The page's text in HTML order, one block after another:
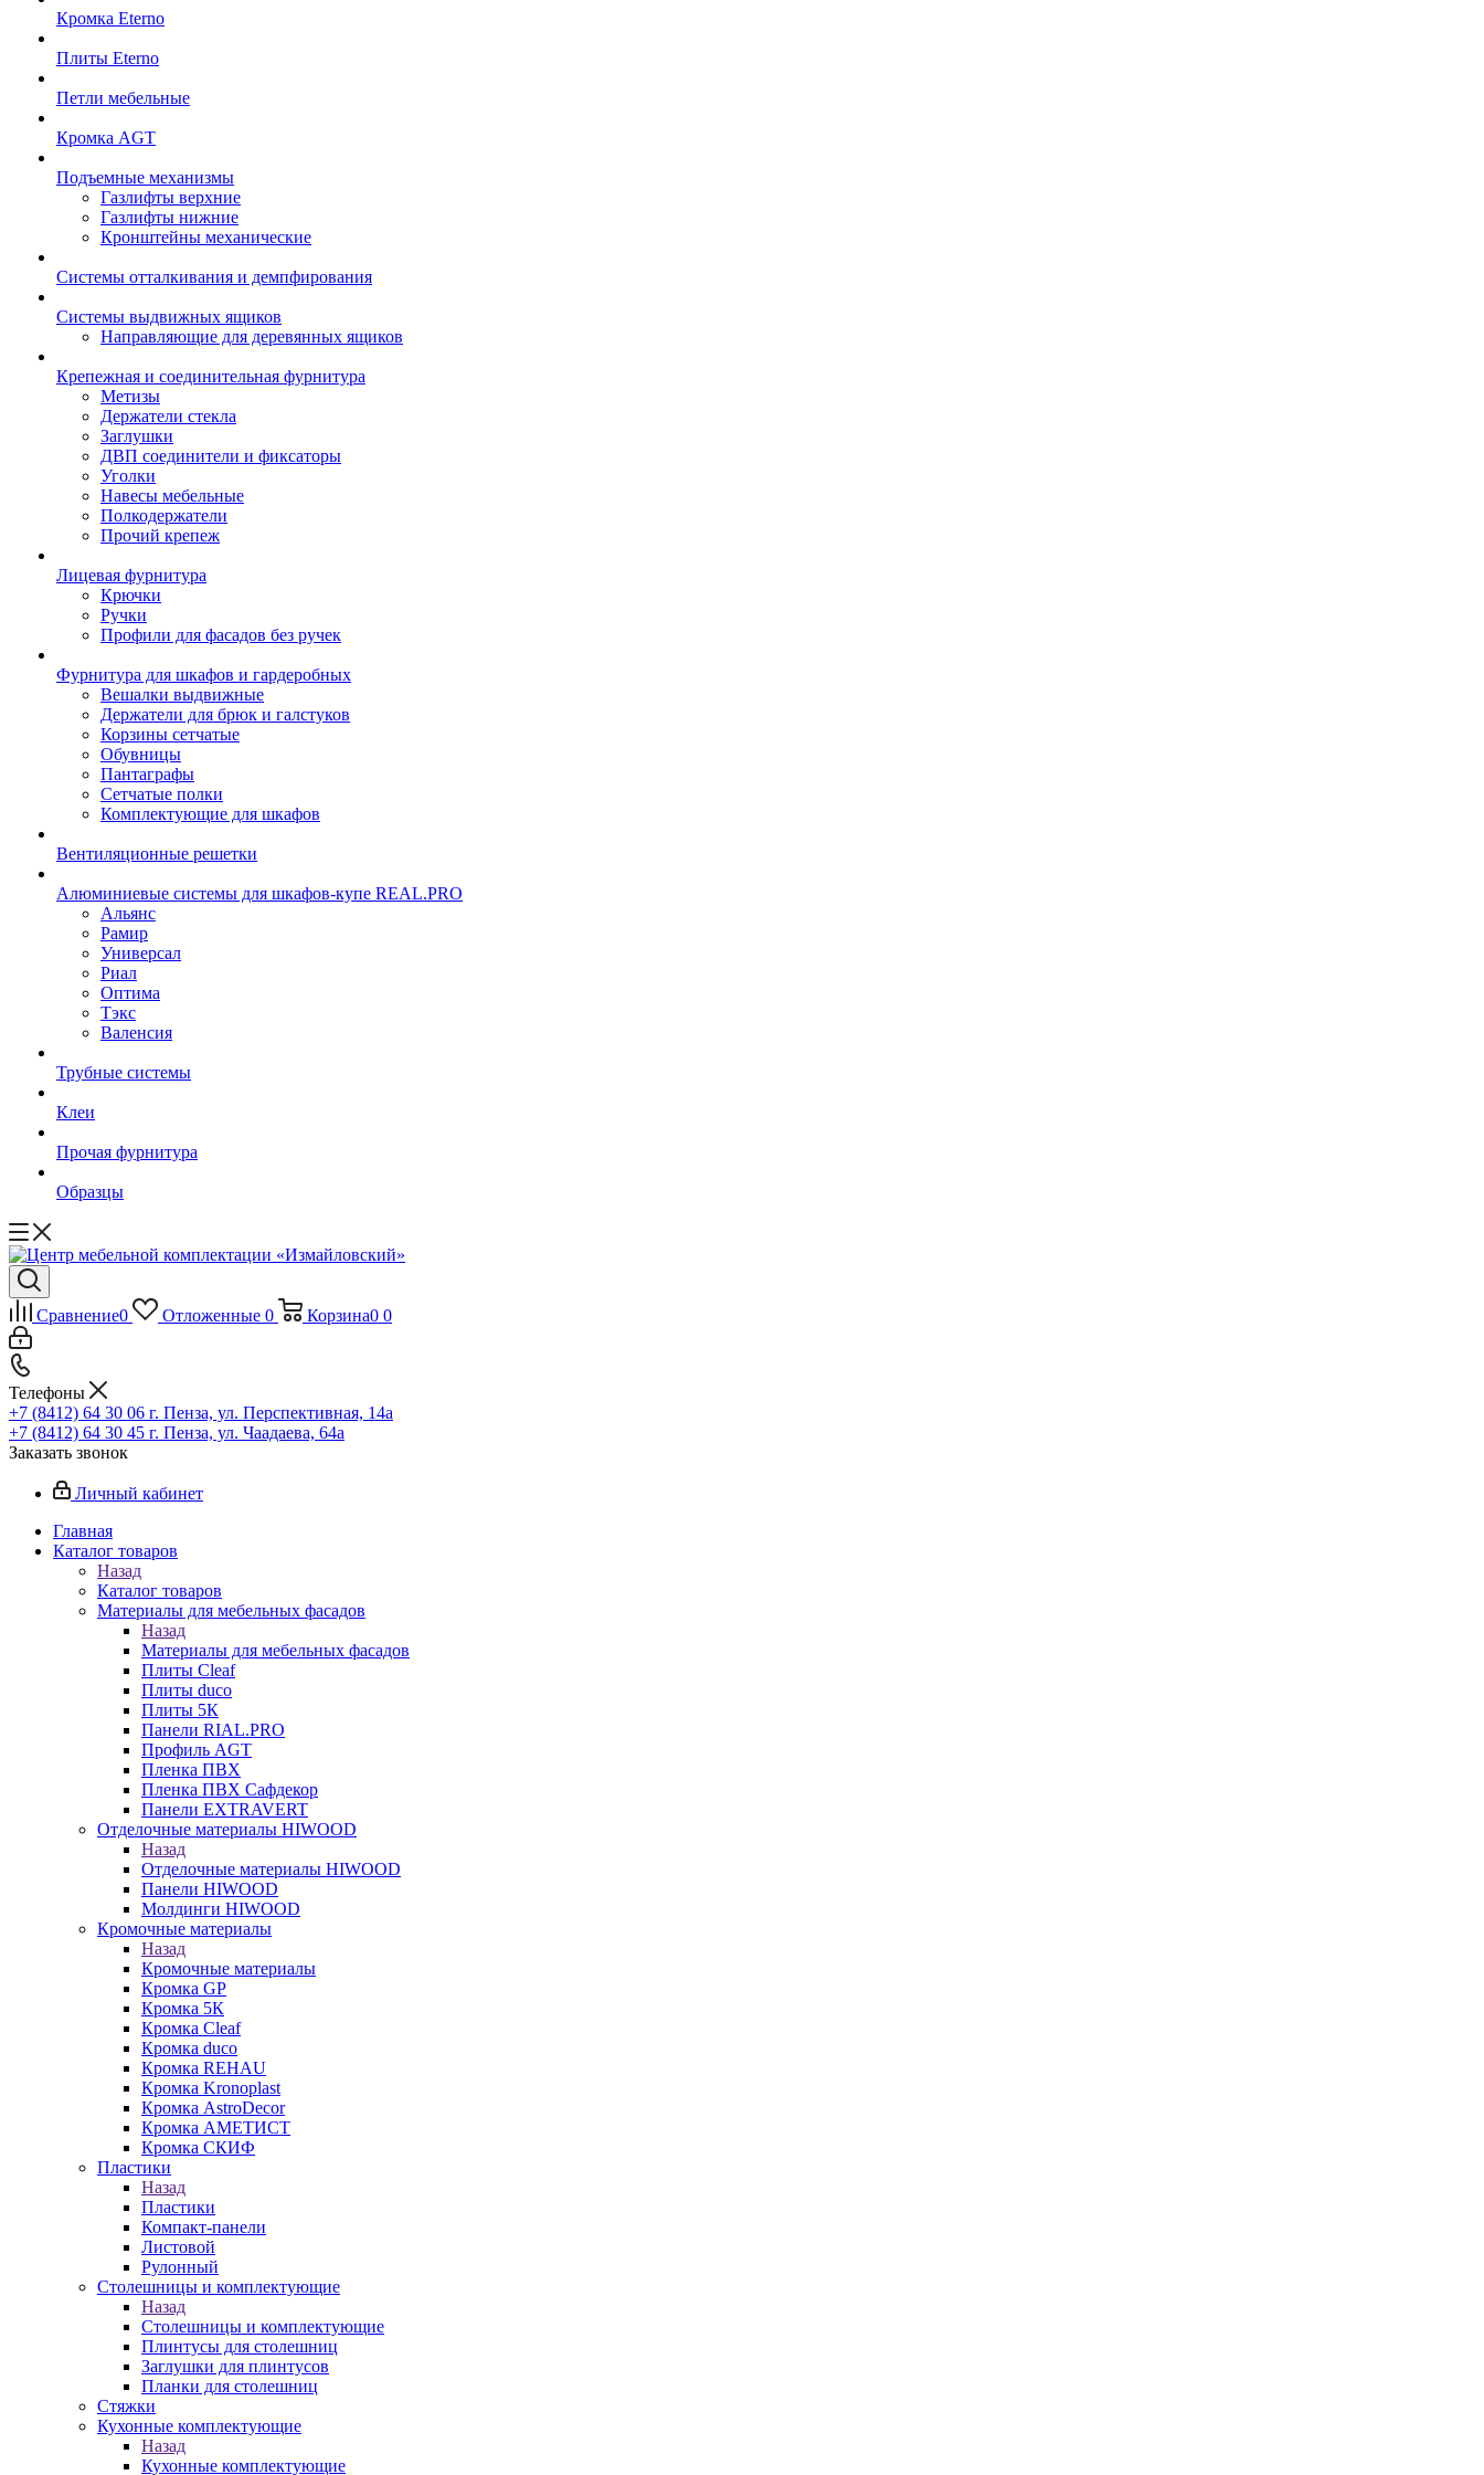
Кромка Eterno
Плиты Eterno
Петли мебельные
Кромка AGT
Подъемные механизмы
Газлифты верхние
Газлифты нижние
Кронштейны механические
Системы отталкивания и демпфирования
Системы выдвижных ящиков
Направляющие для деревянных ящиков
Крепежная и соединительная фурнитура
Метизы
Держатели стекла
Заглушки
ДВП соединители и фиксаторы
Уголки
Навесы мебельные
Полкодержатели
Прочий крепеж
Лицевая фурнитура
Крючки
Ручки
Профили для фасадов без ручек
Фурнитура для шкафов и гардеробных
Вешалки выдвижные
Держатели для брюк и галстуков
Корзины сетчатые
Обувницы
Пантаграфы
Сетчатые полки
Комплектующие для шкафов
Вентиляционные решетки
Алюминиевые системы для шкафов-купе REAL.PRO
Альянс
Рамир
Универсал
Риал
Оптима
Тэкс
Валенсия
Трубные системы
Клеи
Прочая фурнитура
Образцы
Сравнение0 Отложенные 0 Корзина0 0
Телефоны
+7 (8412) 64 30 06 г. Пенза, ул. Перспективная, 14а
+7 (8412) 64 30 45 г. Пенза, ул. Чаадаева, 64а
Заказать звонок
Личный кабинет
Главная
Каталог товаров
Назад
Каталог товаров
Материалы для мебельных фасадов
Назад
Материалы для мебельных фасадов
Плиты Cleaf
Плиты duco
Плиты 5К
Панели RIAL.PRO
Профиль AGT
Пленка ПВХ
Пленка ПВХ Сафдекор
Панели EXTRAVERT
Отделочные материалы HIWOOD
Назад
Отделочные материалы HIWOOD
Панели HIWOOD
Молдинги HIWOOD
Кромочные материалы
Назад
Кромочные материалы
Кромка GP
Кромка 5К
Кромка Cleaf
Кромка duco
Кромка REHAU
Кромка Kronoplast
Кромка AstroDecor
Кромка АМЕТИСТ
Кромка СКИФ
Пластики
Назад
Пластики
Компакт-панели
Листовой
Рулонный
Столешницы и комплектующие
Назад
Столешницы и комплектующие
Плинтусы для столешниц
Заглушки для плинтусов
Планки для столешниц
Стяжки
Кухонные комплектующие
Назад
Кухонные комплектующие